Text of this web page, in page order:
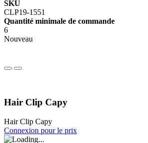
SKU
CLP19-1551
Quantité minimale de commande
6
Nouveau
Hair Clip Capy
Hair Clip Capy
Connexion pour le prix